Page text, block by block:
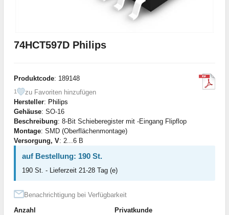
74HCT597D Philips
Produktcode: 189148
1
zu Favoriten hinzufügen
Hersteller: Philips
Gehäuse: SO-16
Beschreibung: 8-Bit Schieberegister mit -Eingang Flipflop
Montage: SMD (Oberflächenmontage)
Versorgung, V: 2...6 В
auf Bestellung: 190 St.
190 St. - Lieferzeit 21-28 Tag (e)
Benachrichtigung bei Verfügbarkeit
Anzahl
Privatkunde